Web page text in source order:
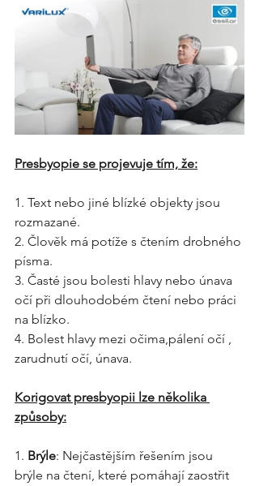
Presbyopie se projevuje tím, že:
1. Text nebo jiné blízké objekty jsou
rozmazané.
2. Člověk má potíže s čtením drobného
písma.
3. Časté jsou bolesti hlavy nebo únava
očí při dlouhodobém čtení nebo práci
na blízko.
4. Bolest hlavy mezi očima,pálení očí ,
zarudnutí očí, únava.
Korigovat presbyopii lze několika
způsoby:
1. Brýle: Nejčastějším řešením jsou
brýle na čtení, které pomáhají zaostřit